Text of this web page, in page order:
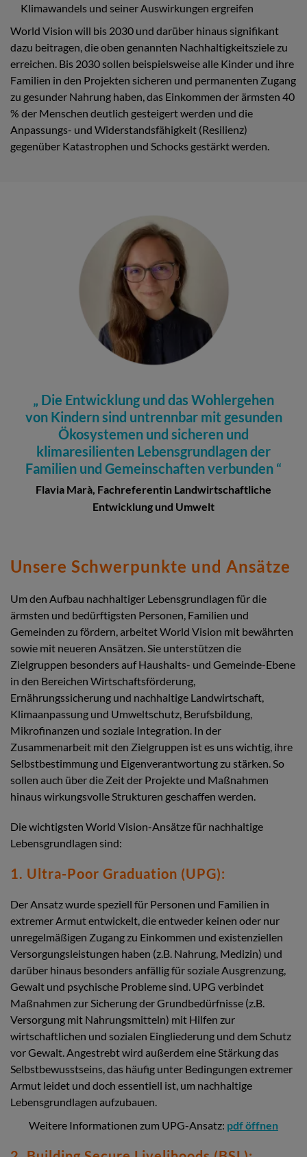
Klimawandels und seiner Auswirkungen ergreifen
World Vision will bis 2030 und darüber hinaus signifikant
dazu beitragen, die oben genannten Nachhaltigkeitsziele zu
erreichen. Bis 2030 sollen beispielsweise alle Kinder und ihre
Familien in den Projekten sicheren und permanenten Zugang
zu gesunder Nahrung haben, das Einkommen der ärmsten 40
% der Menschen deutlich gesteigert werden und die
Anpassungs- und Widerstandsfähigkeit (Resilienz)
gegenüber Katastrophen und Schocks gestärkt werden.
Die Entwicklung und das Wohlergehen
von Kindern sind untrennbar mit gesunden
Ökosystemen und sicheren und
klimaresilienten Lebensgrundlagen der
Familien und Gemeinschaften verbunden
Flavia Marà, Fachreferentin Landwirtschaftliche
Entwicklung und Umwelt
Unsere Schwerpunkte und Ansätze
Um den Aufbau nachhaltiger Lebensgrundlagen für die
ärmsten und bedürftigsten Personen, Familien und
Gemeinden zu fördern, arbeitet World Vision mit bewährten
sowie mit neueren Ansätzen. Sie unterstützen die
Zielgruppen besonders auf Haushalts- und Gemeinde-Ebene
in den Bereichen Wirtschaftsförderung,
Ernährungssicherung und nachhaltige Landwirtschaft,
Klimaanpassung und Umweltschutz, Berufsbildung,
Mikrofinanzen und soziale Integration. In der
Zusammenarbeit mit den Zielgruppen ist es uns wichtig, ihre
Selbstbestimmung und Eigenverantwortung zu stärken. So
sollen auch über die Zeit der Projekte und Maßnahmen
hinaus wirkungsvolle Strukturen geschaffen werden.
Die wichtigsten World Vision-Ansätze für nachhaltige
Lebensgrundlagen sind:
1. Ultra-Poor Graduation (UPG):
Der Ansatz wurde speziell für Personen und Familien in
extremer Armut entwickelt, die entweder keinen oder nur
unregelmäßigen Zugang zu Einkommen und existenziellen
Versorgungsleistungen haben (z.B. Nahrung, Medizin) und
darüber hinaus besonders anfällig für soziale Ausgrenzung,
Gewalt und psychische Probleme sind. UPG verbindet
Maßnahmen zur Sicherung der Grundbedürfnisse (z.B.
Versorgung mit Nahrungsmitteln) mit Hilfen zur
wirtschaftlichen und sozialen Eingliederung und dem Schutz
vor Gewalt. Angestrebt wird außerdem eine Stärkung das
Selbstbewusstseins, das häufig unter Bedingungen extremer
Armut leidet und doch essentiell ist, um nachhaltige
Lebensgrundlagen aufzubauen.
Weitere Informationen zum UPG-Ansatz: pdf öffnen